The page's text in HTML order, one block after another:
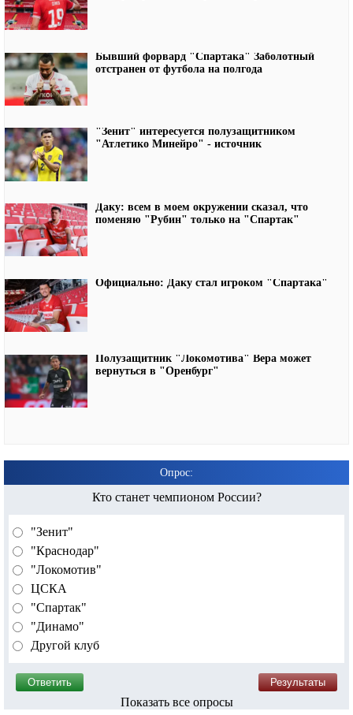
Бывший форвард "Спартака" Заболотный
отстранен от футбола на полгода
"Зенит" интересуется полузащитником
"Атлетико Минейро" - источник
Даку: всем в моем окружении сказал, что
поменяю "Рубин" только на "Спартак"
Официально: Даку стал игроком "Спартака"
Полузащитник "Локомотива" Вера может
вернуться в "Оренбург"
Опрос:
Кто станет чемпионом России?
"Зенит"
"Краснодар"
"Локомотив"
ЦСКА
"Спартак"
"Динамо"
Другой клуб
Показать все опросы